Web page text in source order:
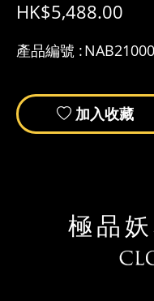
HK$5,488.00
產品編號 :
加入收藏
極品